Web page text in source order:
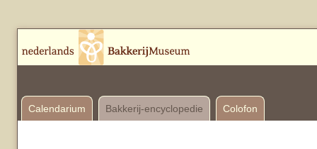
Calendarium Bakkerij-encyclopedie Colofon